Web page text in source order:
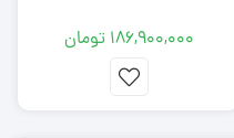
186,900,000 تومان